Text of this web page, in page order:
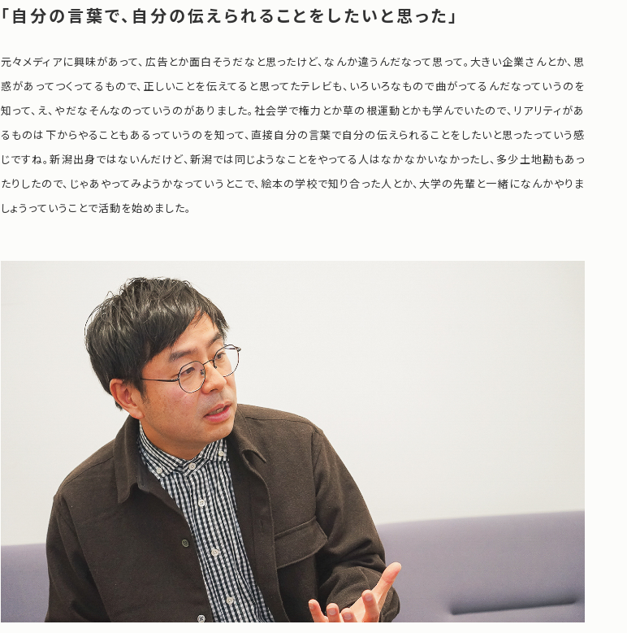
「自分の言葉で、自分の伝えられることをしたいと思った」
元々メディアに興味があって、広告とか面白そうだなと思ったけど、なんか違うんだなって思って。大きい企業さんとか、思
惑があってつくってるもので、正しいことを伝えてると思ってたテレビも、いろいろなもので曲がってるんだなっていうのを
知って、え、やだなそんなのっていうのがありました。社会学で権力とか草の根運動とかも学んでいたので、リアリティがあ
るものは下からやることもあるっていうのを知って、直接自分の言葉で自分の伝えられることをしたいと思ったっていう感
じですね。新潟出身ではないんだけど、新潟では同じようなことをやってる人はなかなかいなかったし、多少土地勘もあっ
たりしたので、じゃあやってみようかなっていうとこで、絵本の学校で知り合った人とか、大学の先輩と一緒になんかやりま
しょうっていうことで活動を始めました。